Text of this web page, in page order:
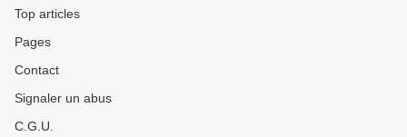
Top articles
Pages
Contact
Signaler un abus
C.G.U.